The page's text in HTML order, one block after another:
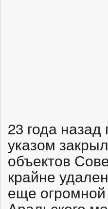
23 года
указом
объектов
крайне
еще огромной